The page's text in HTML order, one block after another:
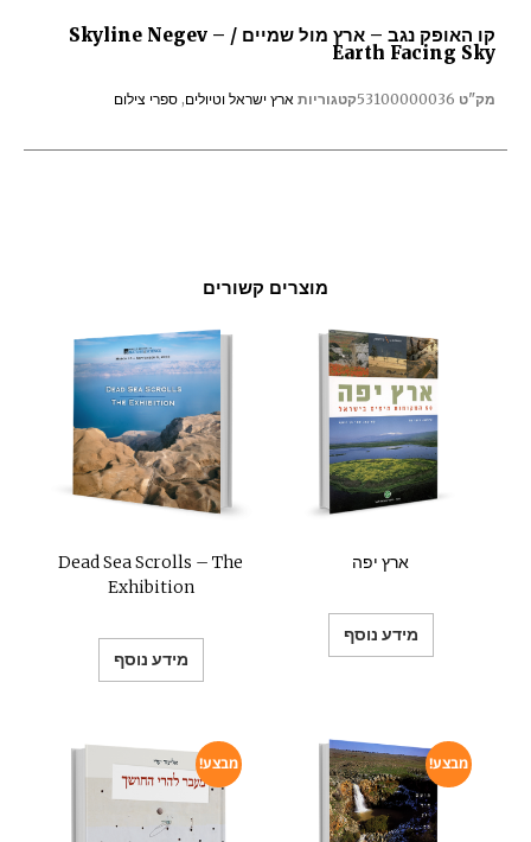
קו האופק נגב – ארץ מול שמיים / Skyline Negev –
Earth Facing Sky
מק"ט 53100000036קטגוריות ארץ ישראל וטיולים, ספרי צילום
מוצרים קשורים
Dead Sea Scrolls – The
Exhibition
מידע נוסף
ארץ יפה
מידע נוסף
מבצע! מבצע!